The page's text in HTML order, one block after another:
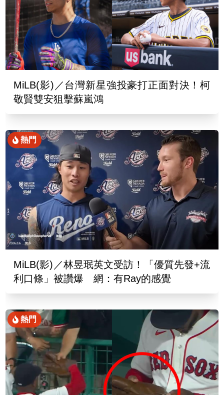
MiLB(影)／台灣新星強投豪打正面對決！柯
敬賢雙安狙擊蘇嵐鴻
熱門
MiLB(影)／林昱珉英文受訪！「優質先發+流
利口條」被讚爆 網：有Ray的感覺
熱門